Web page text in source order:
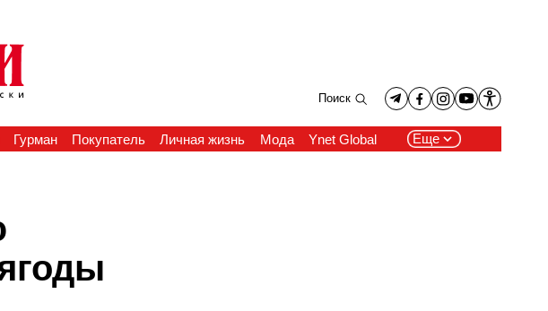
Поиск
Гурман Покупатель Личная жизнь Мода Ynet Global Еще